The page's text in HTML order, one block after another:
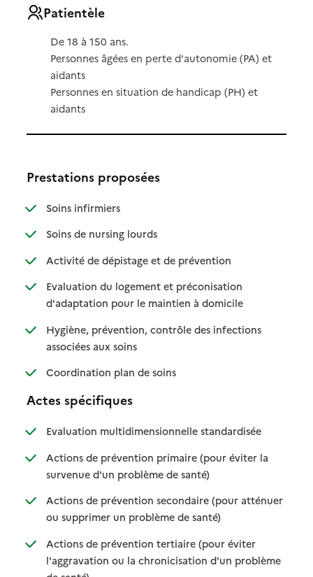
Patientèle
De 18 à 150 ans.
Personnes âgées en perte d'autonomie (PA) et
aidants
Personnes en situation de handicap (PH) et
aidants
Prestations proposées
Soins infirmiers: disponible
: non disponible
Soins de nursing lourds: disponible
: non disponible
Activité de dépistage et de prévention: disponible
: non disponible
Evaluation du logement et préconisation
d'adaptation pour le maintien à domicile: disponible
: non disponible
Hygiène, prévention, contrôle des infections
associées aux soins: disponible
: non disponible
Coordination plan de soins: disponible
: non disponible
Actes spécifiques
Evaluation multidimensionnelle standardisée: disponible
: non
Actions de prévention primaire (pour éviter la
survenue d'un problème de santé): disponible
: non disponible
Actions de prévention secondaire (pour atténuer
ou supprimer un problème de santé): disponible
: non disponible
Actions de prévention tertiaire (pour éviter
l'aggravation ou la chronicisation d'un problème